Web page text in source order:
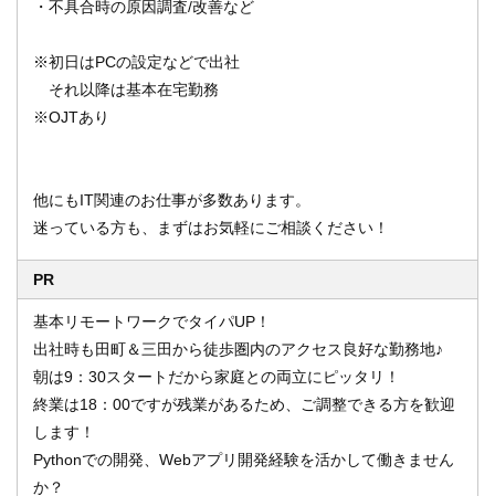
・不具合時の原因調査/改善など
※初日はPCの設定などで出社
それ以降は基本在宅勤務
※OJTあり
他にもIT関連のお仕事が多数あります。
迷っている方も、まずはお気軽にご相談ください！
PR
基本リモートワークでタイパUP！
出社時も田町＆三田から徒歩圏内のアクセス良好な勤務地♪
朝は9：30スタートだから家庭との両立にピッタリ！
終業は18：00ですが残業があるため、ご調整できる方を歓迎
します！
Pythonでの開発、Webアプリ開発経験を活かして働きません
か？